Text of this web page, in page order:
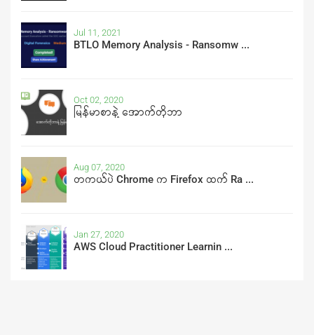
Jul 11, 2021
BTLO Memory Analysis - Ransomw ...
Oct 02, 2020
မြန်မာစာနဲ့ အောက်တိုဘာ
Aug 07, 2020
တကယ်ပဲ Chrome က Firefox ထက် Ra ...
Jan 27, 2020
AWS Cloud Practitioner Learnin ...